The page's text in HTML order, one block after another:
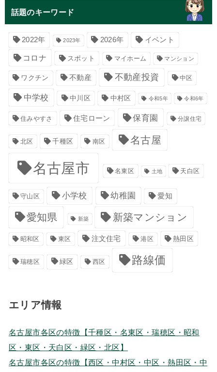
話題のキーワード
2022年 2023年 2026年 イベント
コロナ スポット マイホーム マンション
ワクチン 不動産 不動産投資 中区
中学校 中川区 中村区 令和5年 令和6年
住みやすさ 住宅ローン 保育園 分譲住宅
北区 千種区 南区 名古屋
名古屋市 名東区 土地 天白区
守山区 小学校 幼稚園 愛知
愛知県 新築 新築マンション
昭和区 東区 注文住宅 港区 熱田区
瑞穂区 緑区 西区 路線価
エリア情報
名古屋市各区の特徴【千種区・名東区・瑞穂区・昭和
区・東区・天白区・緑区・北区】
名古屋市各区の特徴【西区・中村区・中区・熱田区・中